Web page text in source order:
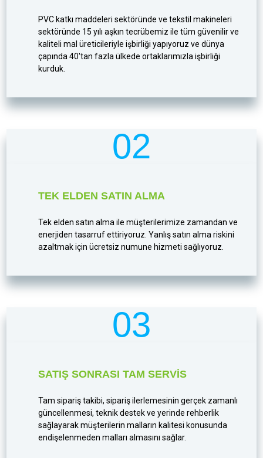
PVC katkı maddeleri sektöründe ve tekstil makineleri
sektöründe 15 yılı aşkın tecrübemiz ile tüm güvenilir ve
kaliteli mal üreticileriyle işbirliği yapıyoruz ve dünya
çapında 40'tan fazla ülkede ortaklarımızla işbirliği
kurduk.
02
TEK ELDEN SATIN ALMA
Tek elden satın alma ile müşterilerimize zamandan ve
enerjiden tasarruf ettiriyoruz. Yanlış satın alma riskini
azaltmak için ücretsiz numune hizmeti sağlıyoruz.
03
SATIŞ SONRASI TAM SERVIS
Tam sipariş takibi, sipariş ilerlemesinin gerçek zamanlı
güncellenmesi, teknik destek ve yerinde rehberlik
sağlayarak müşterilerin malların kalitesi konusunda
endişelenmeden malları almasını sağlar.